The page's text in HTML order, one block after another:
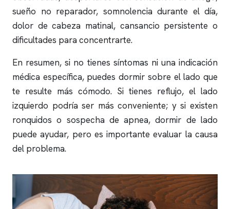
sueño no reparador, somnolencia durante el día,
dolor de cabeza matinal, cansancio persistente o
dificultades para concentrarte.
En resumen, si no tienes síntomas ni una indicación
médica específica, puedes dormir sobre el lado que
te resulte más cómodo. Si tienes reflujo, el lado
izquierdo podría ser más conveniente; y si existen
ronquidos o sospecha deapnea, dormir de lado
puede ayudar, pero es importante evaluar la causa
del problema.